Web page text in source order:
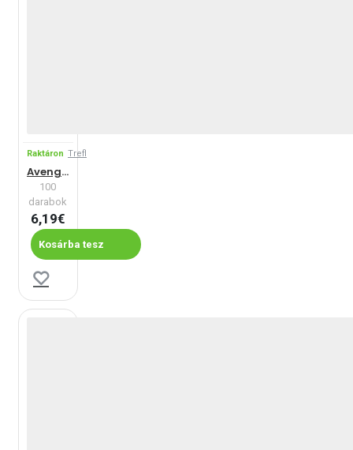
Raktáron Trefl
Avengers
100
darabok
6,19€
Kosárba tesz